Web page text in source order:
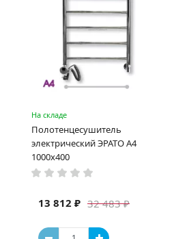
На складе
Полотенцесушитель
электрический ЭРАТО А4
1000x400
32 483 ₽
13 812 ₽